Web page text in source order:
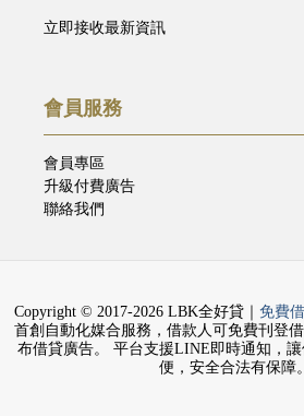
立即接收最新資訊
會員服務
會員專區
升級付費廣告
聯絡我們
Copyright © 2017-2026 LBK全好貸｜ 免費
首創自動化媒合服務，借款人可免費刊登
布借貸廣告。 平台支援LINE即時通知，
便，安全合法有保障。